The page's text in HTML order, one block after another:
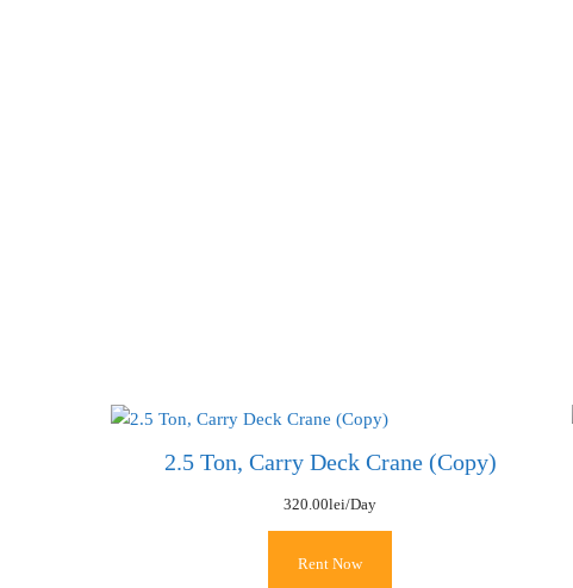
2.5 Ton, Carry Deck Crane (Copy)
320.00lei/Day
Rent Now